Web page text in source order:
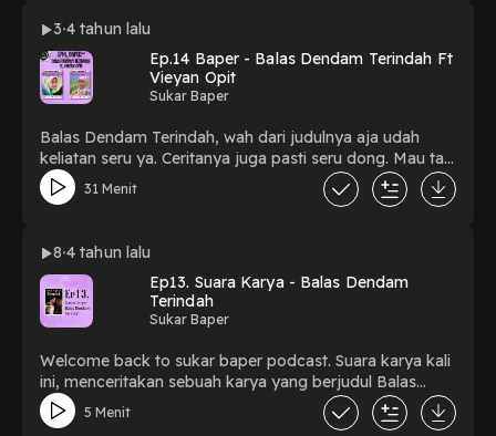
3 4 tahun lalu
Ep.14 Baper - Balas Dendam Terindah Ft
Vieyan Opit
Sukar Baper
Balas Dendam Terindah, wah dari judulnya aja udah
keliatan seru ya. Ceritanya juga pasti seru dong. Mau tau
keseruan ceritanya gimana? Yuk, dengerin episode
baper kali ini. Bincang ala penulis sama Kak Vieyan,
31 Menit
8 4 tahun lalu
Ep13. Suara Karya - Balas Dendam
Terindah
Sukar Baper
Welcome back to sukar baper podcast. Suara karya kali
ini, menceritakan sebuah karya yang berjudul Balas
Dendam Terindah. Hayolo, ternyata bukan kenangan aja
yang terindah. Balas dendam juga bisa. Penasaran kan
5 Menit